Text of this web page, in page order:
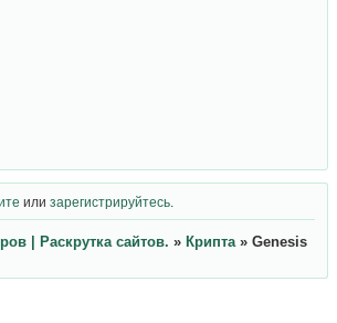
илизарегистрируйтесь
| Раскрутка сайтов. » Крипта » Genesis